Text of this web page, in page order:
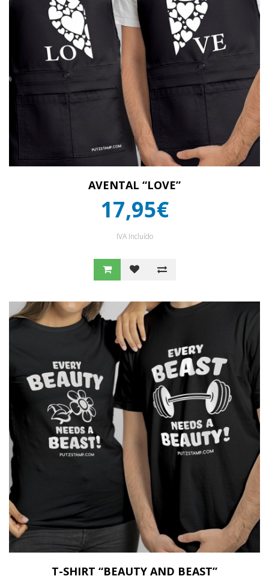
AVENTAL “LOVE”
17,95€
IVA Incluído
T-SHIRT “BEAUTY AND BEAST”